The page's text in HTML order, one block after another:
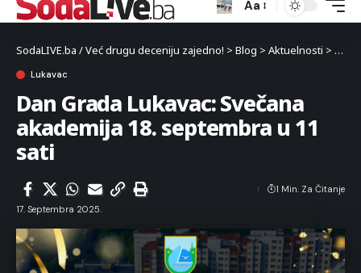
Aa
SodaLIVE.ba / Već drugu deceniju zajedno! > Blog > Aktuelnosti >
Lukavac
Dan Grada Lukavac: Svečana
akademija 18. septembra u 11
sati
17. Septembra 2025.
1 Min. Za Čitanje